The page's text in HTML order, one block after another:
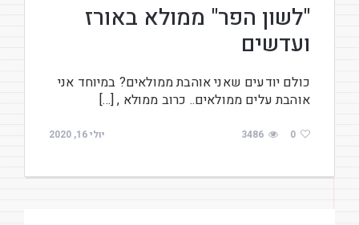
"לשון הפר" ממולא באורז
ועדשים
כולם יודעים שאני אוהבת ממולאים? במיוחד אני
אוהבת עלים ממולאים.. כרוב ממולא , […]
יולי 16, 2020 3486 0